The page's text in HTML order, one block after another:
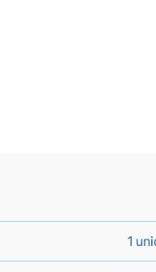
1